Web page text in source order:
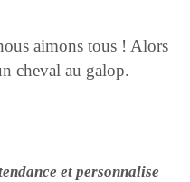
aimons tous ! Alors
cheval au galop.
et personnalise